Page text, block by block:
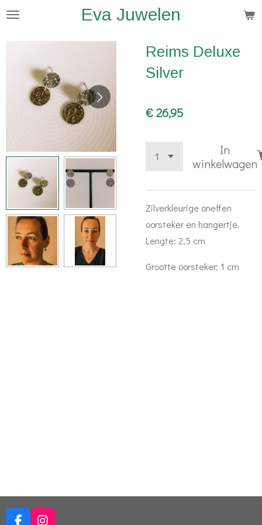
Ga
hoofdinhoud
Eva Juwelen
Reims Deluxe
Silver
€ 26,95
In
winkelwagen
Zilverkleurige oneffen
oorsteker en hangertje.
Lengte: 2,5 cm
Grootte oorsteker: 1 cm